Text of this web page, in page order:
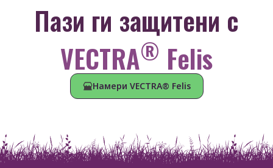
Пази ги защитени с
VECTRA® Felis
Намери VECTRA® Felis